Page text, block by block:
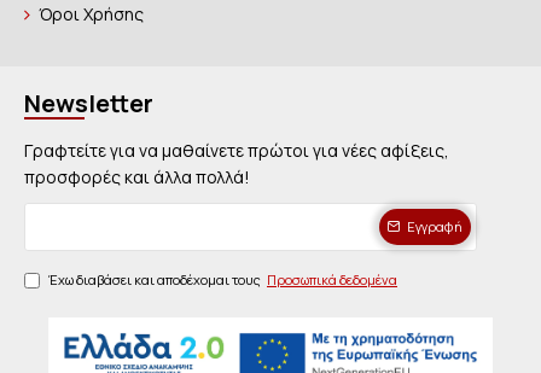
Όροι Χρήσης
Newsletter
Γραφτείτε για να μαθαίνετε πρώτοι για νέες αφίξεις,
προσφορές και άλλα πολλά!
Εγγραφή
Έχω διαβάσει και αποδέχομαι τους Προσωπικά δεδομένα